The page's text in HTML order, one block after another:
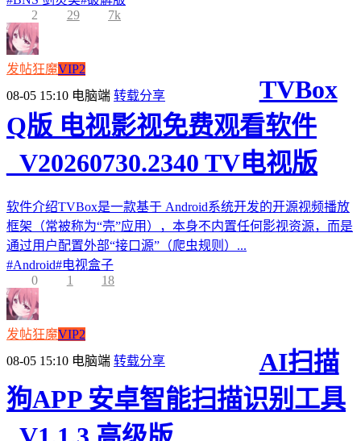
2
29 7k
发帖狂魔VIP2
08-05 15:10 电脑端 转载分享
TVBox
Q版 电视影视免费观看软件
_V20260730.2340 TV电视版
软件介绍TVBox是一款基于 Android系统开发的开源视频播放
框架（常被称为“壳”应用），本身不内置任何影视资源，而是
通过用户配置外部“接口源”（爬虫规则）...
#Android#电视盒子
0
1 18
发帖狂魔VIP2
08-05 15:10 电脑端 转载分享
AI扫描
狗APP 安卓智能扫描识别工具